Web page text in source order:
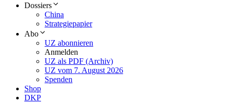
Dossiers
China
Strategiepapier
Abo
UZ abonnieren
Anmelden
UZ als PDF (Archiv)
UZ vom 7. August 2026
Spenden
Shop
DKP